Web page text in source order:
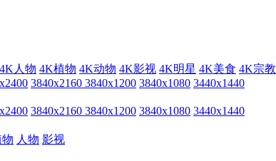
4K人物 4K植物 4K动物 4K影视 4K明星 4K美食 4K宗教
3840x2160 3840x1200 3840x1080 3440x1440
3840x2160 3840x1200 3840x1080 3440x1440
人物 影视